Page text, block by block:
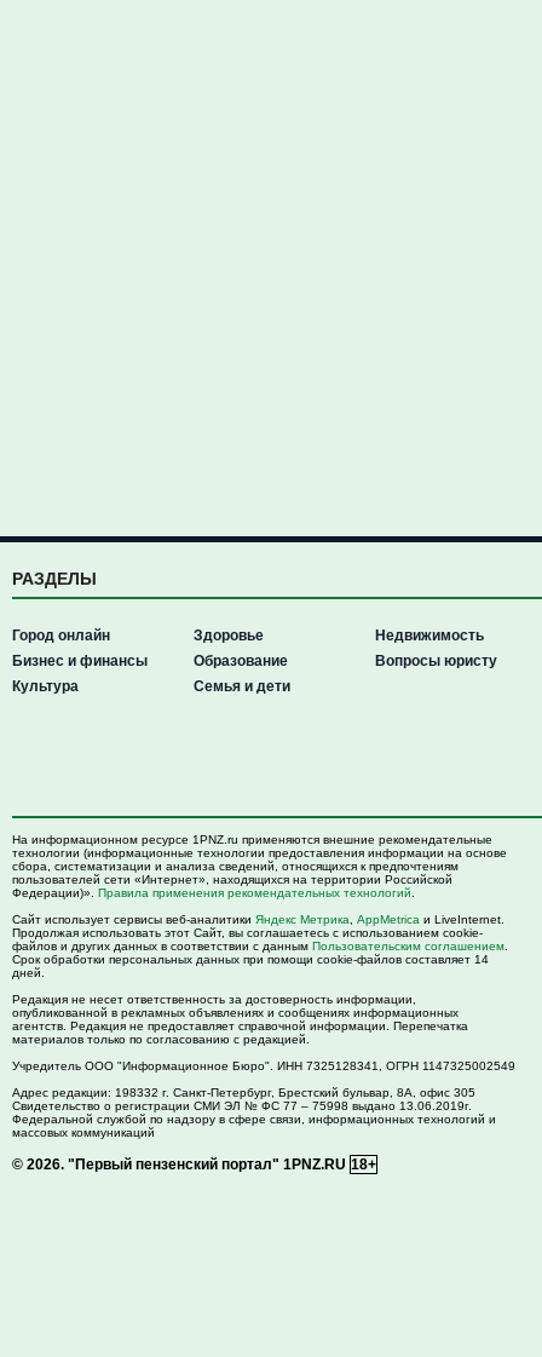
РАЗДЕЛЫ
Город онлайн
Бизнес и финансы
Культура
Здоровье
Образование
Семья и дети
Недвижимость
Вопросы юристу
На информационном ресурсе 1PNZ.ru применяются внешние рекомендательные
технологии (информационные технологии предоставления информации на основе
сбора, систематизации и анализа сведений, относящихся к предпочтениям
пользователей сети «Интернет», находящихся на территории Российской
Федерации)». Правила применения рекомендательных технологий
Сайт использует сервисы веб-аналитики Яндекс Метрика AppMetrica и LiveInternet.
Продолжая использовать этот Сайт, вы соглашаетесь с использованием cookie-
файлов и других данных в соответствии с данным Пользовательским соглашением
Срок обработки персональных данных при помощи cookie-файлов составляет 14
дней.
Редакция не несет ответственность за достоверность информации,
опубликованной в рекламных объявлениях и сообщениях информационных
агентств. Редакция не предоставляет справочной информации. Перепечатка
материалов только по согласованию с редакцией.
Учредитель ООО "Информационное Бюро". ИНН 7325128341, ОГРН 1147325002549
Адрес редакции: 198332 г. Санкт-Петербург, Брестский бульвар, 8А, офис 305
Свидетельство о регистрации СМИ ЭЛ № ФС 77 – 75998 выдано 13.06.2019г.
Федеральной службой по надзору в сфере связи, информационных технологий и
массовых коммуникаций
© 2026. "Первый пензенский портал" 1PNZ.RU 18+